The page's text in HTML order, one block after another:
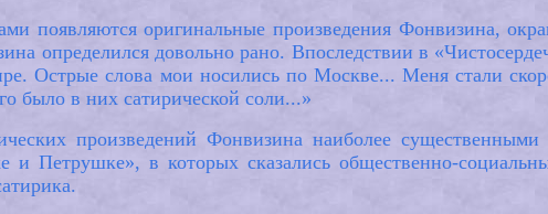
появляются оригинальные произведения Фонвизина,
определился довольно рано. Впоследствии в
Острые слова мои носились по Москве... Меня стали
было в них сатирической соли...»
произведений Фонвизина наиболее
и Петрушке», в которых сказались общественно-